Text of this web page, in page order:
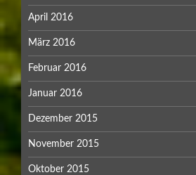
April 2016
März 2016
Februar 2016
Januar 2016
Dezember 2015
November 2015
Oktober 2015